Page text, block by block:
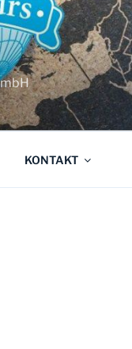
KONTAKT